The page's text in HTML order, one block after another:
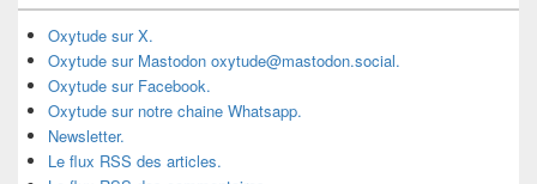
Oxytude sur X.
Oxytude sur Mastodon oxytude@mastodon.social.
Oxytude sur Facebook.
Oxytude sur notre chaine Whatsapp.
Newsletter.
Le flux RSS des articles.